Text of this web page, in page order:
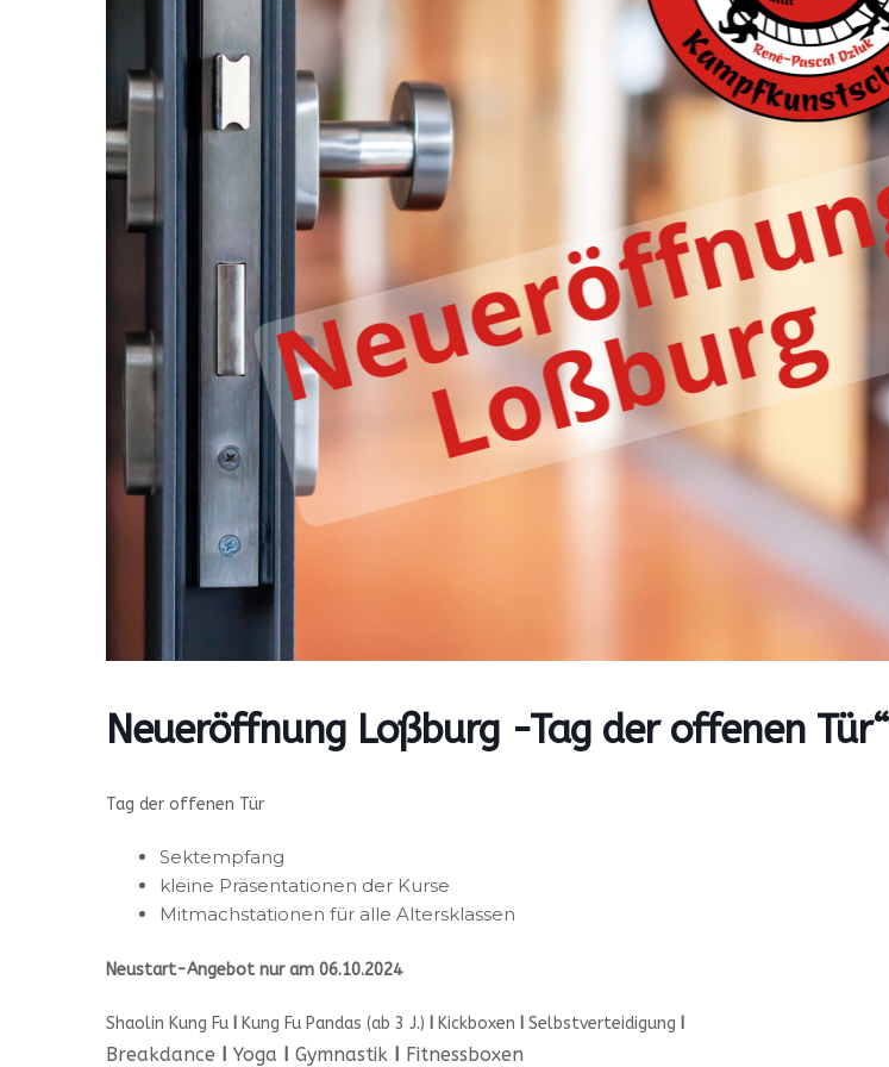
Neueröffnung Loßburg -Tag der offenen Tür“
Tag der offenen Tür
Sektempfang
kleine Präsentationen der Kurse
Mitmachstationen für alle Altersklassen
Neustart-Angebot nur am 06.10.2024
Shaolin Kung Fu Kung Fu Pandas (ab 3 J.) Kickboxen Selbstverteidigung
Breakdance Yoga Gymnastik Fitnessboxen